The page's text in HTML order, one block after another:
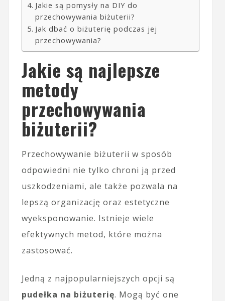
Jakie są pomysły na DIY do
przechowywania biżuterii?
Jak dbać o biżuterię podczas jej
przechowywania?
Jakie są najlepsze
metody
przechowywania
biżuterii?
Przechowywanie biżuterii w sposób
odpowiedni nie tylko chroni ją przed
uszkodzeniami, ale także pozwala na
lepszą organizację oraz estetyczne
wyeksponowanie. Istnieje wiele
efektywnych metod, które można
zastosować.
Jedną z najpopularniejszych opcji są
pudełka na biżuterię. Mogą być one